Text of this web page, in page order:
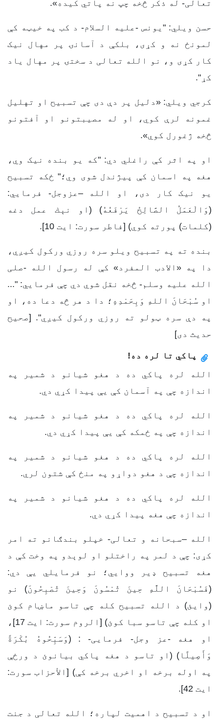
تعالی- له ذکر څخه چپ نه پاتي کیده».
حسن ویلي: "یونس -علیه السلام- د کب په خیټه کې
لمونځ نه و کړی، بلکې د آسانۍ پر مهال نیک
کار کړی و، نو الله تعالی د سختۍ پر مهال یاد
کړ".
کرجي ویلي: «دلیل پر دې دی چې تسبیح او تهلیل
غمونه لرې کوي، او له مصیبتونو او آفتونو
څخه ژغورل کوي».
او په اثر کې راغلي دي: "که یو بنده نیک وي،
هغه په اسمان کې پیژندل شوی وي؛" ځکه تسبیح
یو نیک کار دی، او الله –عزوجل- فرمایي:
(وَالْعَمَلُ الصَّالِحُ يَرْفَعُهُ) (او نېك عمل دغه
(كلمات) پورته كوي) [فاطر سورت: ایت 10].
بنده ته په تسبیح ویلو سره روزي ورکول کیږي،
دا په «الادب المفرد» کې له رسول الله -صلی
الله علیه وسلم- څخه نقل شوي دي چې فرمایي: "...
او سُبْحَانَ اللهِ وَبِحَمْدِهِ؛ دا د هر څه دعا ده، او
په دې سره ټولو ته روزي ورکول کیږي". [صحیح
حدیث دی]
پاکي تا لره ده!
الله لره پاکي ده د هغو شیانو د شمیر په
اندازه چې په آسمان کې یې پیدا کړي دي.
الله لره پاکي ده د هغو شیانو د شمیر په
اندازه چې په ځمکه کې یې پیدا کړي دي.
الله لره پاکي ده د هغو شیانو د شمیر په
اندازه چې د هغو دواړو په منځ کې شتون لري.
الله لره پاکي ده د هغو شیانو د شمیر په
اندازه چې هغه پیدا کړي دي.
الله –سبحانه و تعالی- خپلو بندګانو ته امر
کړی: چې د لمر په راختلو او لوېدو په وخت کې د
هغه تسبیح ډیر ووایي؛ نو فرمایلي یې دي:
(فَسُبْحَانَ اللَّهِ حِينَ تُمْسُونَ وَحِينَ تُصْبِحُونَ) نو
(وايئ) د الله تسبیح كله چې تاسو ماښام كوئ
او كله چې تاسو سبا كوئ) [الروم سورت: ایت 17]،
او هغه -عز وجل- فرمایی- : (وَسَبِّحُوهُ بُكْرَةً
وَأَصِيلًا) (او تاسو د هغه پاكي بیانوئ د ورځې
په اوله برخه او اخري برخه كې) [الأحزاب سورت:
ایت 42].
او د تسبیح د اهمیت لپاره؛ الله تعالی د جنت